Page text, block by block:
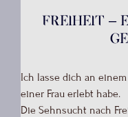
Freiheit –
Ich lasse dich an
einer Frau erlebt habe.
Die Sehnsucht nach